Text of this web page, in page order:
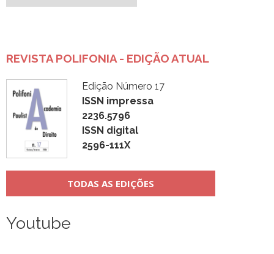
Post
REVISTA POLIFONIA - EDIÇÃO ATUAL
Edição Número 17
ISSN impressa
2236.5796
ISSN digital
2596-111X
TODAS AS EDIÇÕES
Youtube